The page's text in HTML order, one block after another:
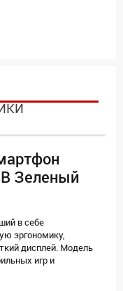
Зеленый
в себе
эргономику,
дисплей. Модель
игр и